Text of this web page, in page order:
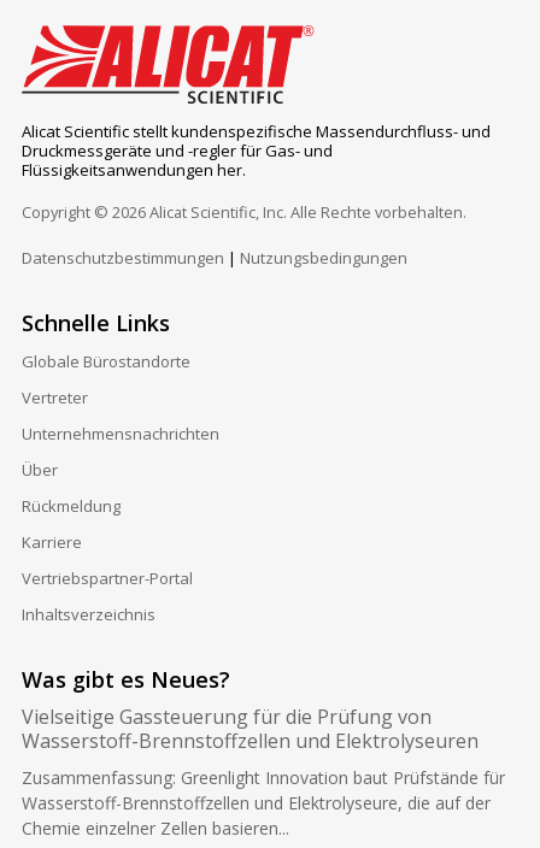
Alicat Scientific stellt kundenspezifische Massendurchfluss- und
Druckmessgeräte und -regler für Gas- und
Flüssigkeitsanwendungen her.
Copyright © 2026 Alicat Scientific, Inc. Alle Rechte vorbehalten.
Datenschutzbestimmungen | Nutzungsbedingungen
Schnelle Links
Globale Bürostandorte
Vertreter
Unternehmensnachrichten
Über
Rückmeldung
Karriere
Vertriebspartner-Portal
Inhaltsverzeichnis
Was gibt es Neues?
Vielseitige Gassteuerung für die Prüfung von
Wasserstoff-Brennstoffzellen und Elektrolyseuren
Zusammenfassung: Greenlight Innovation baut Prüfstände für
Wasserstoff-Brennstoffzellen und Elektrolyseure, die auf der
Chemie einzelner Zellen basieren...